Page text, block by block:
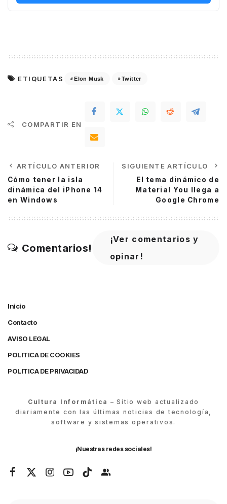
ETIQUETAS Elon Musk Twitter
COMPARTIR EN
ARTÍCULO ANTERIOR
Cómo tener la isla
dinámica del iPhone 14
en Windows
SIGUIENTE ARTÍCULO
El tema dinámico de
Material You llega a
Google Chrome
Comentarios!
¡Ver comentarios y
opinar!
Inicio
Contacto
AVISO LEGAL
POLITICA DE COOKIES
POLITICA DE PRIVACIDAD
Cultura Informática – Sitio web actualizado
diariamente con las últimas noticias de tecnología,
software y sistemas operativos.
¡Nuestras redes sociales!